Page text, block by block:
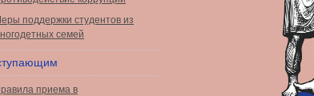
поддержки студентов из
семей
приема в